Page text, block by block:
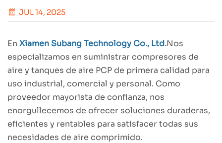
JUL 14, 2025
En Xiamen Subang Technology Co., Ltd.Nos
especializamos en suministrar compresores de
aire y tanques de aire PCP de primera calidad para
uso industrial, comercial y personal. Como
proveedor mayorista de confianza, nos
enorgullecemos de ofrecer soluciones duraderas,
eficientes y rentables para satisfacer todas sus
necesidades de aire comprimido.